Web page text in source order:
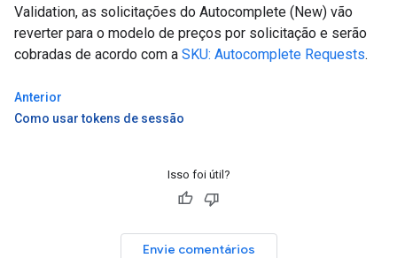
Validation, as solicitações do Autocomplete (New) vão
reverter para o modelo de preços por solicitação e serão
cobradas de acordo com a SKU: Autocomplete Requests.
Anterior
Como usar tokens de sessão
Isso foi útil?
Envie comentários